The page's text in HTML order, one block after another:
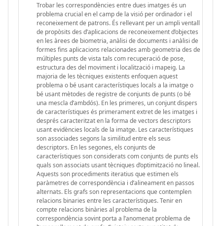
Trobar les correspondències entre dues imatges és un
problema crucial en el camp de la visió per ordinador i el
reconeixement de patrons. És rellevant per un ampli ventall
de propòsits des d’aplicacions de reconeixement d’objectes
en les àrees de biometria, anàlisi de documents i anàlisi de
formes fins aplicacions relacionades amb geometria des de
múltiples punts de vista tals com recuperació de pose,
estructura des del moviment i localització i mapeig. La
majoria de les tècniques existents enfoquen aquest
problema o bé usant característiques locals a la imatge o
bé usant mètodes de registre de conjunts de punts (o bé
una mescla d’ambdós). En les primeres, un conjunt dispers
de característiques és primerament extret de les imatges i
després caracteritzat en la forma de vectors descriptors
usant evidències locals de la imatge. Les característiques
son associades segons la similitud entre els seus
descriptors. En les segones, els conjunts de
característiques son considerats com conjunts de punts els
quals son associats usant tècniques d’optimització no lineal.
Aquests son procediments iteratius que estimen els
paràmetres de correspondència i d’alineament en passos
alternats. Els grafs son representacions que contemplen
relacions binaries entre les característiques. Tenir en
compte relacions binàries al problema de la
correspondència sovint porta a l’anomenat problema de